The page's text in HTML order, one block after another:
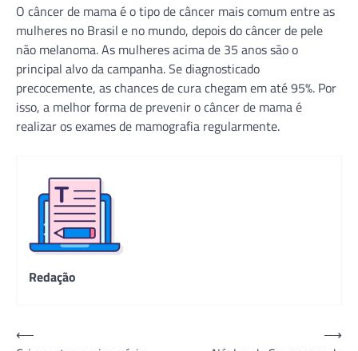
O câncer de mama é o tipo de câncer mais comum entre as
mulheres no Brasil e no mundo, depois do câncer de pele
não melanoma. As mulheres acima de 35 anos são o
principal alvo da campanha. Se diagnosticado
precocemente, as chances de cura chegam em até 95%. Por
isso, a melhor forma de prevenir o câncer de mama é
realizar os exames de mamografia regularmente.
Redação
Navegação
⟵
⟶